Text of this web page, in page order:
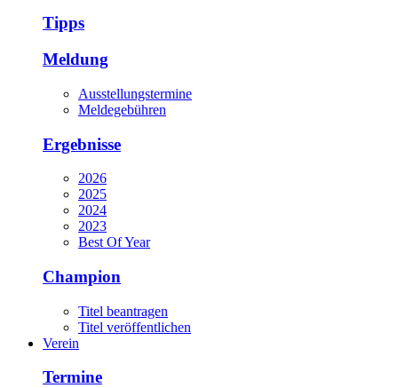
Tipps
Meldung
Ausstellungstermine
Meldegebühren
Ergebnisse
2026
2025
2024
2023
Best Of Year
Champion
Titel beantragen
Titel veröffentlichen
Verein
Termine